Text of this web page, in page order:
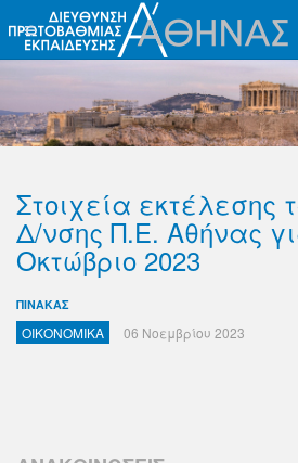
Στοιχεία εκτέλεσης
Δ/νσης Π.Ε. Αθήνας
Οκτώβριο 2023
ΠΙΝΑΚΑΣ
ΟΙΚΟΝΟΜΙΚΑ 06 Νοεμβρίου 2023